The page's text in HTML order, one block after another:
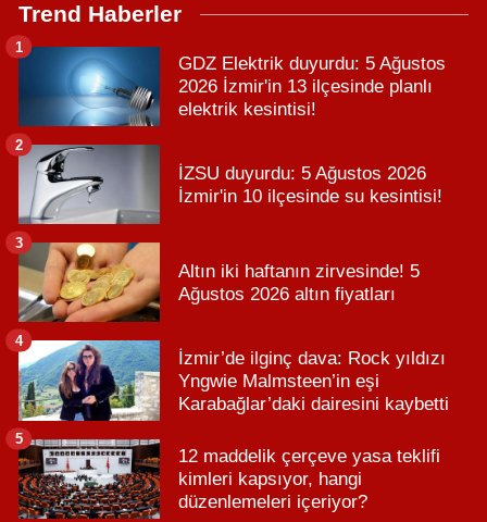
Trend Haberler
GDZ Elektrik duyurdu: 5 Ağustos
2026 İzmir'in 13 ilçesinde planlı
elektrik kesintisi!
1
İZSU duyurdu: 5 Ağustos 2026
İzmir'in 10 ilçesinde su kesintisi!
2
Altın iki haftanın zirvesinde! 5
Ağustos 2026 altın fiyatları
3
İzmir’de ilginç dava: Rock yıldızı
Yngwie Malmsteen’in eşi
Karabağlar’daki dairesini kaybetti
4
12 maddelik çerçeve yasa teklifi
kimleri kapsıyor, hangi
düzenlemeleri içeriyor?
5